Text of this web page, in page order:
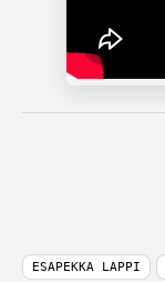
ESAPEKKA LAPPI